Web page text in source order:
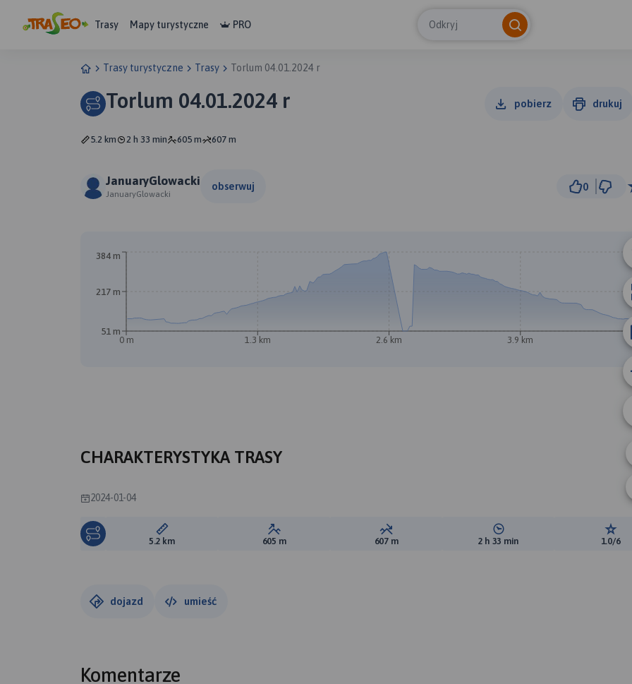
Trasy Mapy turystyczne PRO Odkryj
Trasy turystyczne Trasy Torlum 04.01.2024 r
Torlum 04.01.2024 r pobierz drukuj
5.2 km 2 h 33 min 605 m 607 m
JanuaryGlowacki
JanuaryGlowacki
obserwuj 0
200 m
0 m 1.3 km 2.6 km 3.9 km
51 m
217 m
384 m
CHARAKTERYSTYKA TRASY
2024-01-04
Długość trasy:
5.2 km Suma przewyższeń:
605 m Suma spadków:
607 m Średni czas potrzebny na
2 h 33 min 1.0/6
dojazd umieść
Komentarze